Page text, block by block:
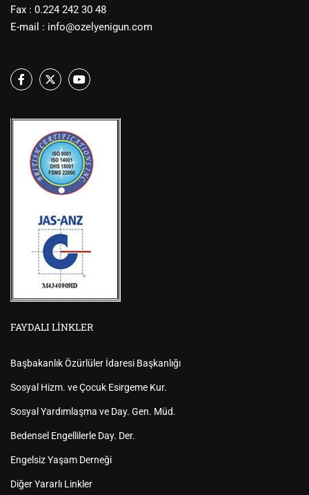
Fax : 0.224 242 30 48
E-mail : info@ozelyenigun.com
FAYDALI LINKLER
Başbakanlık Özürlüler İdaresi Başkanlığı
Sosyal Hizm. ve Çocuk Esirgeme Kur.
Sosyal Yardımlaşma ve Day. Gen. Müd.
Bedensel Engellilerle Day. Der.
Engelsiz Yaşam Derneği
Diğer Yararlı Linkler